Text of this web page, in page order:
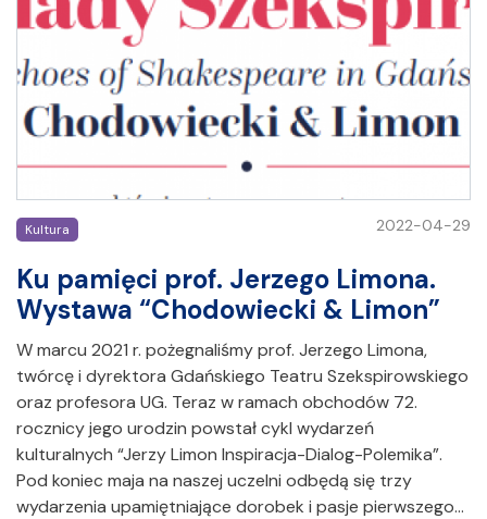
Kultura 2022-04-29
Ku pamięci prof. Jerzego Limona.
Wystawa “Chodowiecki & Limon”
W marcu 2021 r. pożegnaliśmy prof. Jerzego Limona,
twórcę i dyrektora Gdańskiego Teatru Szekspirowskiego
oraz profesora UG. Teraz w ramach obchodów 72.
rocznicy jego urodzin powstał cykl wydarzeń
kulturalnych “Jerzy Limon Inspiracja-Dialog-Polemika”.
Pod koniec maja na naszej uczelni odbędą się trzy
wydarzenia upamiętniające dorobek i pasje pierwszego…